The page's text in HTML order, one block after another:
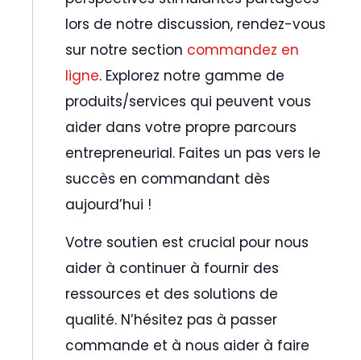
lors de notre discussion, rendez-vous
sur notre section commandez en
ligne. Explorez notre gamme de
produits/services qui peuvent vous
aider dans votre propre parcours
entrepreneurial. Faites un pas vers le
succès en commandant dès
aujourd’hui !
Votre soutien est crucial pour nous
aider à continuer à fournir des
ressources et des solutions de
qualité. N’hésitez pas à passer
commande et à nous aider à faire